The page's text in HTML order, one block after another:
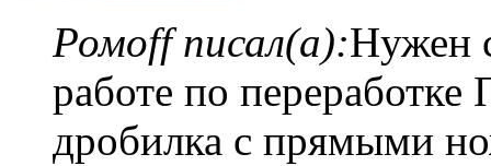
Ромoff писал(а):Нужен
работе по
дробилка с прямыми